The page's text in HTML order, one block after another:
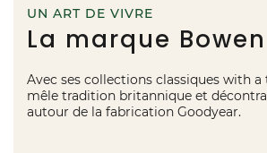
UN ART DE VIVRE
La marque Bowen
Avec ses collections classiques with
mêle tradition britannique et
autour de la fabrication Goodyear.